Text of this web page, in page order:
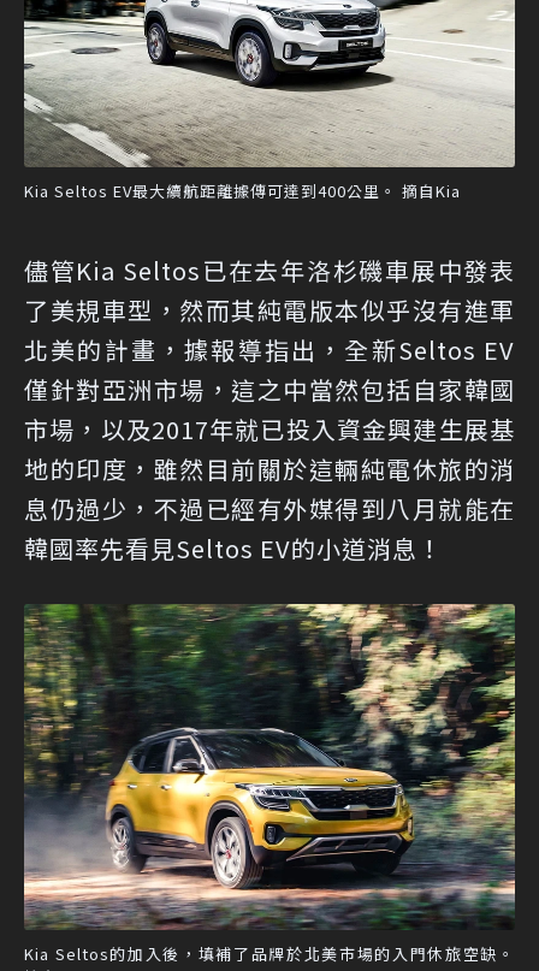
Kia Seltos EV最大續航距離據傳可達到400公里。 摘自Kia
儘管Kia Seltos已在去年洛杉磯車展中發表
了美規車型，然而其純電版本似乎沒有進軍
北美的計畫，據報導指出，全新Seltos EV
僅針對亞洲市場，這之中當然包括自家韓國
市場，以及2017年就已投入資金興建生展基
地的印度，雖然目前關於這輛純電休旅的消
息仍過少，不過已經有外媒得到八月就能在
韓國率先看見Seltos EV的小道消息！
Kia Seltos的加入後，填補了品牌於北美市場的入門休旅空缺。